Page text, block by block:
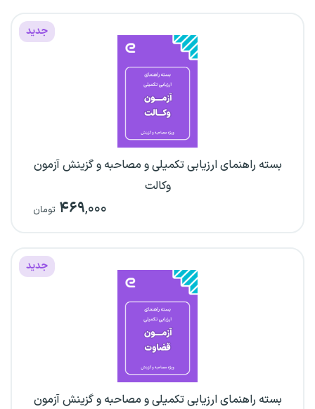
جدید
بسته راهنمای ارزیابی تکمیلی و مصاحبه و گزینش آزمون
وکالت
۴۶۹,۰۰۰ تومان
جدید
بسته راهنمای ارزیابی تکمیلی و مصاحبه و گزینش آزمون